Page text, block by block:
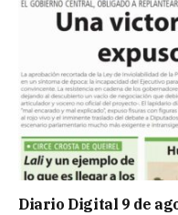
Diario Digital 9 de